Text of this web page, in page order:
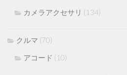
カメラアクセサリ (134)
クルマ (70)
アコード (10)